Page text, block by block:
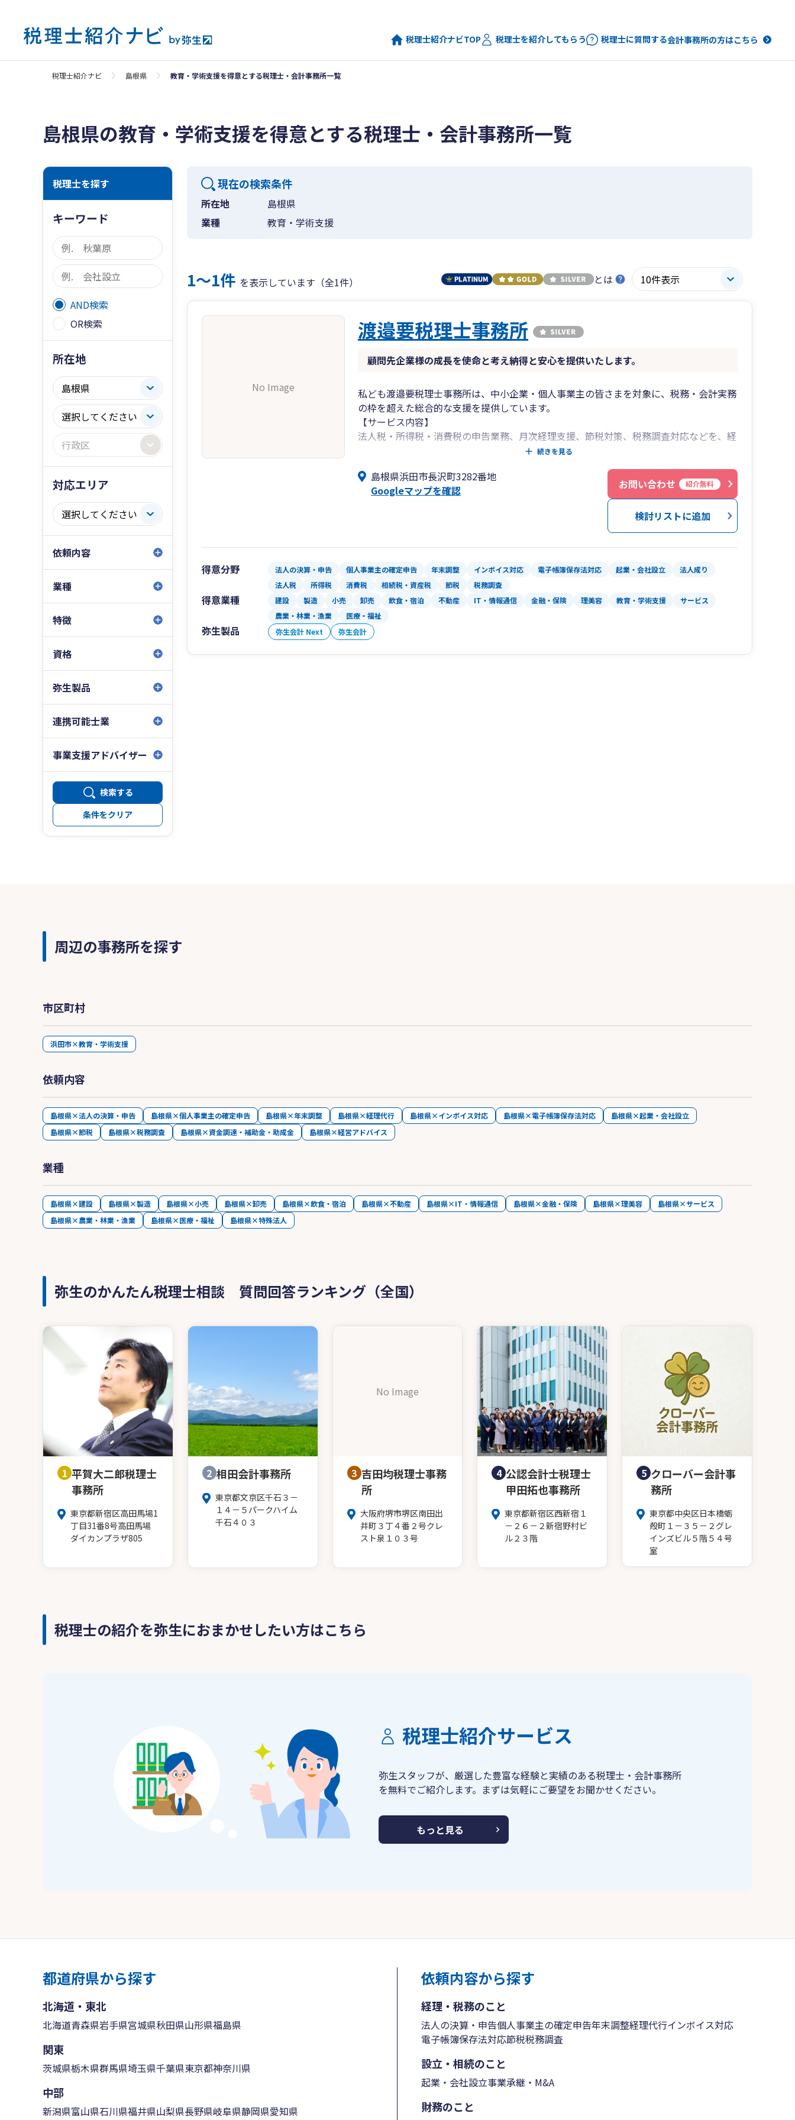
税理士紹介ナビTOP 税理士を紹介してもらう 税理士に質問する会計事務所の方はこちら
税理士紹介ナビ 島根県 教育・学術支援を得意とする税理士・会計事務所一覧
島根県の教育・学術支援を得意とする税理士・会計事務所一覧
税理士を探す
キーワード
AND検索
OR検索
所在地
対応エリア
依頼内容
業種
特徴
資格
弥生製品
連携可能士業
事業支援アドバイザー
検索する
条件をクリア
現在の検索条件
所在地
島根県
業種
教育・学術支援
1〜1件 を表示しています（全1件） とは
No Image
渡邉要税理士事務所
顧問先企業様の成長を使命と考え納得と安心を提供いたします。
私ども渡邉要税理士事務所は、中小企業・個人事業主の皆さまを対象に、税務・会計実務
の枠を超えた総合的な支援を提供しています。
【サービス内容】
法人税・所得税・消費税の申告業務、月次経理支援、節税対策、税務調査対応などを、経
験豊富な税理士が丁寧に対応いたします。また、経営改善・資金繰り支援、補助金活用、
続きを見る
島根県浜田市長沢町3282番地
Googleマップを確認
お問い合わせ 紹介無料
検討リストに追加
得意分野 法人の決算・申告 個人事業主の確定申告 年末調整 インボイス対応 電子帳簿保存法対応 起業・会社設立
法人成り
法人税
所得税 消費税 相続税・資産税 節税 税務調査
得意業種 建設 製造 小売 卸売 飲食・宿泊 不動産 IT・情報通信 金融・保険 理美容 教育・学術支援
サービス
農業・林業・漁業
医療・福祉
弥生製品 弥生会計 Next 弥生会計
周辺の事務所を探す
市区町村
浜田市×教育・学術支援
依頼内容
島根県×法人の決算・申告 島根県×個人事業主の確定申告 島根県×年末調整 島根県×経理代行 島根県×インボイス対応 島根県×電子帳簿保存法対応
島根県×起業・会社設立
島根県×節税
島根県×税務調査 島根県×資金調達・補助金・助成金 島根県×経営アドバイス
業種
島根県×建設 島根県×製造 島根県×小売 島根県×卸売 島根県×飲食・宿泊 島根県×不動産 島根県×IT・情報通信 島根県×金融・保険 島根県×理美容
島根県×サービス
島根県×農業・林業・漁業
島根県×医療・福祉 島根県×特殊法人
弥生のかんたん税理士相談 質問回答ランキング（全国）
1 平賀大二郎税理士
事務所
東京都新宿区高田馬場1
丁目31番8号高田馬場
ダイカンプラザ805
2 相田会計事務所
東京都文京区千石３－
１４－５パークハイム
千石４０３
No Image
3 吉田均税理士事務
所
大阪府堺市堺区南田出
井町３丁４番２号クレ
スト泉１０３号
4 公認会計士税理士
甲田拓也事務所
東京都新宿区西新宿１
－２６－２新宿野村ビ
ル２３階
5 クローバー会計事
務所
東京都中央区日本橋蛎
殻町１－３５－２グレ
インズビル５階５４号
室
税理士の紹介を弥生におまかせしたい方はこちら
税理士紹介サービス
弥生スタッフが、厳選した豊富な経験と実績のある税理士・会計事務所
を無料でご紹介します。まずは気軽にご要望をお聞かせください。
もっと見る
都道府県から探す
北海道・東北
北海道青森県岩手県宮城県秋田県山形県福島県
関東
茨城県栃木県群馬県埼玉県千葉県東京都神奈川県
中部
新潟県富山県石川県福井県山梨県長野県岐阜県静岡県愛知県
依頼内容から探す
経理・税務のこと
法人の決算・申告個人事業主の確定申告年末調整経理代行インボイス対応
電子帳簿保存法対応節税税務調査
設立・相続のこと
起業・会社設立事業承継・M&A
財務のこと